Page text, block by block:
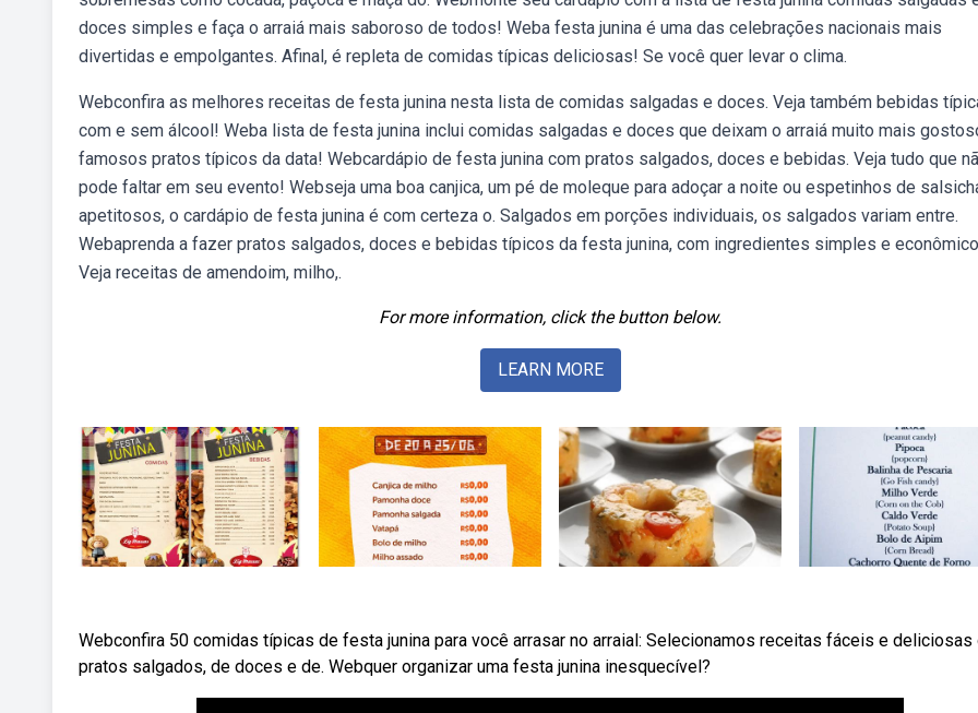
doces simples e faça o arraiá mais saboroso de todos! Weba festa junina é uma das celebrações nacionais mais
divertidas e empolgantes. Afinal, é repleta de comidas típicas deliciosas! Se você quer levar o clima.
Webconfira as melhores receitas de festa junina nesta lista de comidas salgadas e doces. Veja também bebidas
com e sem álcool! Weba lista de festa junina inclui comidas salgadas e doces que deixam o arraiá muito mais
famosos pratos típicos da data! Webcardápio de festa junina com pratos salgados, doces e bebidas. Veja tudo que
pode faltar em seu evento! Webseja uma boa canjica, um pé de moleque para adoçar a noite ou espetinhos de
apetitosos, o cardápio de festa junina é com certeza o. Salgados em porções individuais, os salgados variam entre.
Webaprenda a fazer pratos salgados, doces e bebidas típicos da festa junina, com ingredientes simples e
Veja receitas de amendoim, milho,.
For more information, click the button below.
LEARN MORE
Webconfira 50 comidas típicas de festa junina para você arrasar no arraial: Selecionamos receitas fáceis e deliciosas
pratos salgados, de doces e de. Webquer organizar uma festa junina inesquecível?